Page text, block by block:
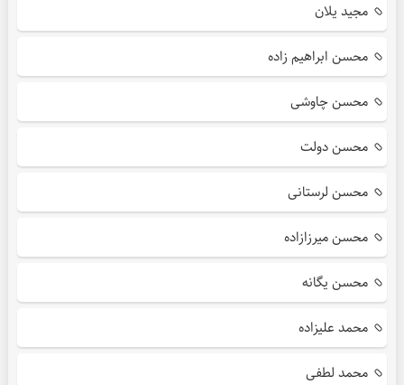
مجید یلان
محسن ابراهیم زاده
محسن چاوشی
محسن دولت
محسن لرستانی
محسن میرزازاده
محسن یگانه
محمد علیزاده
محمد لطفی